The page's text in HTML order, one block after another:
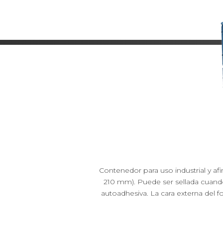
Contenedor para uso industrial y
210 mm). Puede ser sellada
autoadhesiva. La cara externa del